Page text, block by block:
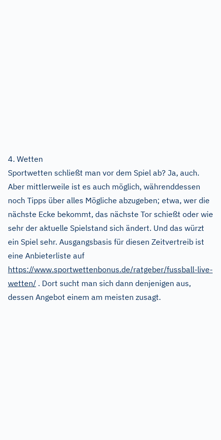
4. Wetten
Sportwetten schließt man vor dem Spiel ab? Ja, auch.
Aber mittlerweile ist es auch möglich, währenddessen
noch Tipps über alles Mögliche abzugeben; etwa, wer die
nächste Ecke bekommt, das nächste Tor schießt oder wie
sehr der aktuelle Spielstand sich ändert. Und das würzt
ein Spiel sehr. Ausgangsbasis für diesen Zeitvertreib ist
eine Anbieterliste auf
https://www.sportwettenbonus.de/ratgeber/fussball-live-
wetten/ . Dort sucht man sich dann denjenigen aus,
dessen Angebot einem am meisten zusagt.